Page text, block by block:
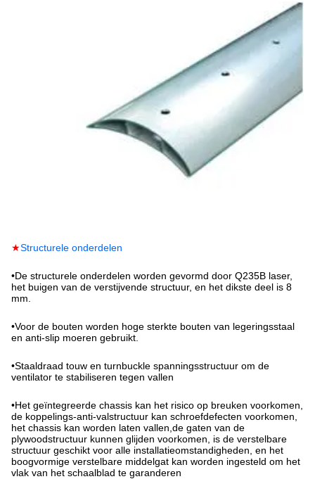
★Structurele onderdelen
•De structurele onderdelen worden gevormd door Q235B laser,
het buigen van de verstijvende structuur, en het dikste deel is 8
mm.
•Voor de bouten worden hoge sterkte bouten van legeringsstaal
en anti-slip moeren gebruikt.
•Staaldraad touw en turnbuckle spanningsstructuur om de
ventilator te stabiliseren tegen vallen
•Het geïntegreerde chassis kan het risico op breuken voorkomen,
de koppelings-anti-valstructuur kan schroefdefecten voorkomen,
het chassis kan worden laten vallen,de gaten van de
plywoodstructuur kunnen glijden voorkomen, is de verstelbare
structuur geschikt voor alle installatieomstandigheden, en het
boogvormige verstelbare middelgat kan worden ingesteld om het
vlak van het schaalblad te garanderen